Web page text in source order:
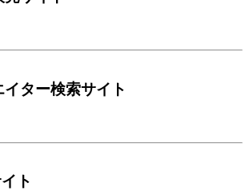
ター検索サイト
ト